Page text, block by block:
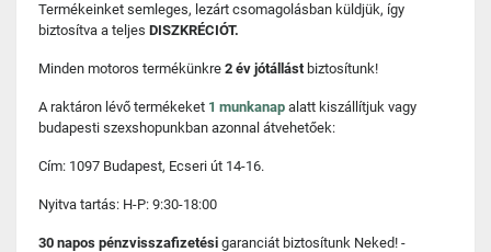
Termékeinket semleges, lezárt csomagolásban küldjük, így
biztosítva a teljes DISZKRÉCIÓT.
Minden motoros termékünkre 2 év jótállást biztosítunk!
A raktáron lévő termékeket 1 munkanap alatt kiszállítjuk vagy
budapesti szexshopunkban azonnal átvehetőek:
Cím: 1097 Budapest, Ecseri út 14-16.
Nyitva tartás: H-P: 9:30-18:00
30 napos pénzvisszafizetési garanciát biztosítunk Neked! -